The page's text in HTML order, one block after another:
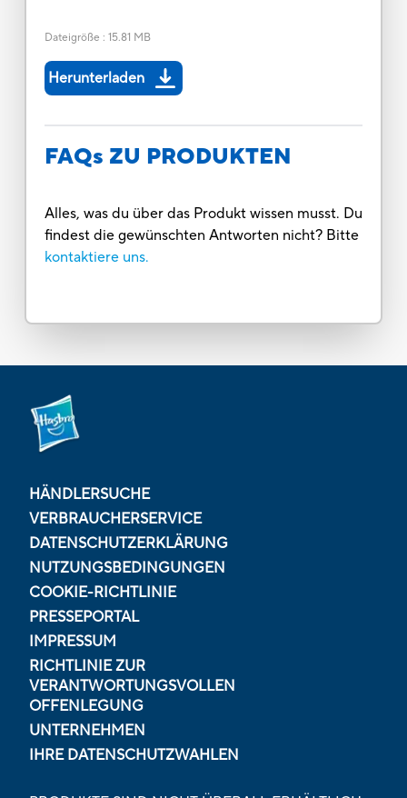
Dateigröße : 15.81 MB
Herunterladen
FAQs ZU PRODUKTEN
Alles, was du über das Produkt wissen musst. Du
findest die gewünschten Antworten nicht? Bitte
kontaktiere uns.
HÄNDLERSUCHE
VERBRAUCHERSERVICE
DATENSCHUTZERKLÄRUNG
NUTZUNGSBEDINGUNGEN
COOKIE-RICHTLINIE
PRESSEPORTAL
IMPRESSUM
RICHTLINIE ZUR
VERANTWORTUNGSVOLLEN
OFFENLEGUNG
UNTERNEHMEN
IHRE DATENSCHUTZWAHLEN